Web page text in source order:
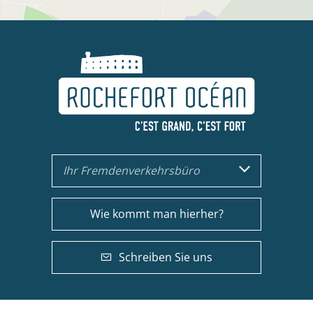
Ihr Fremdenverkehrsbüro
Wie kommt man hierher?
Schreiben Sie uns